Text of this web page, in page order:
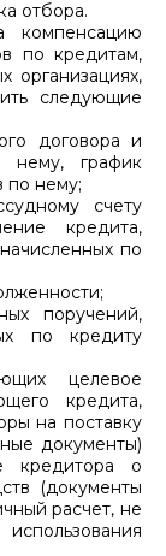
отбора.
компенсацию
по кредитам,
организациях,
следующие
договора и
нему, график
по нему;
счету
кредита,
по
поручений,
по кредиту
целевое
кредита,
на поставку
документы)
кредитора о
(документы
расчет, не